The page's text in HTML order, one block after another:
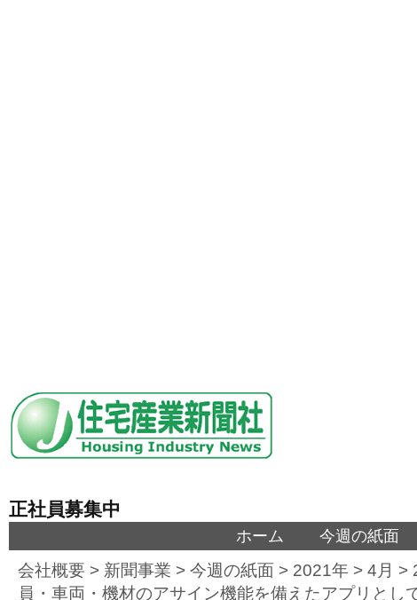
正社員募集中
ホーム 今週の紙面
会社概要 > 新聞事業 > 今週の紙面 > 2021年 > 4月 >
員・車両・機材のアサイン機能を備えたアプリとし